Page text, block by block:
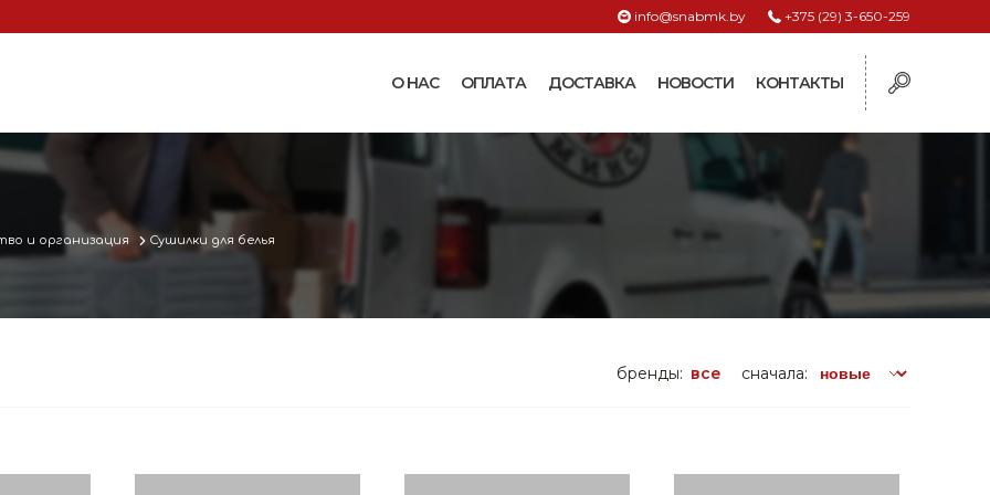
+375 (29) 3-650-259
info@snabmk.by
О НАС ОПЛАТА ДОСТАВКА НОВОСТИ КОНТАКТЫ
аппаратов
Машинки и ножницы для
Термошкафы
Поилки и кормушки
Бункерные кормушки и
и организация Сушилки для белья
сначала:
бренды: все